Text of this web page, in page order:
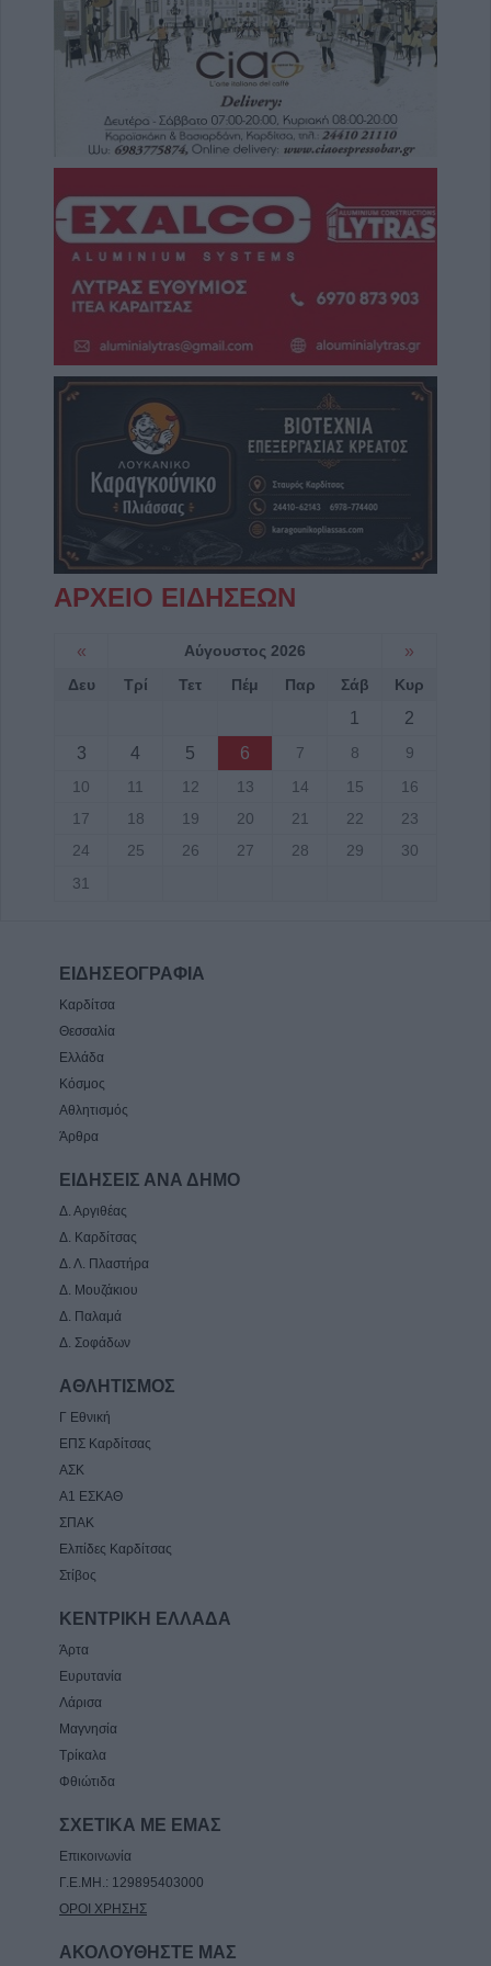
ΑΡΧΕΙΟ ΕΙΔΗΣΕΩΝ
« Αύγουστος 2026 »
Δευ Τρί Τετ Πέμ Παρ Σάβ Κυρ
1
2
3
4 5 6 7 8
9
10
11 12 13 14 15
16
17
18 19 20 21 22
23
24
25 26 27 28 29
30
31
ΕΙΔΗΣΕΟΓΡΑΦΙΑ
Καρδίτσα
Θεσσαλία
Ελλάδα
Κόσμος
Αθλητισμός
Άρθρα
ΕΙΔΗΣΕΙΣ ΑΝΑ ΔΗΜΟ
Δ. Αργιθέας
Δ. Καρδίτσας
Δ. Λ. Πλαστήρα
Δ. Μουζάκιου
Δ. Παλαμά
Δ. Σοφάδων
ΑΘΛΗΤΙΣΜΟΣ
Γ Εθνική
ΕΠΣ Καρδίτσας
ΑΣΚ
Α1 ΕΣΚΑΘ
ΣΠΑΚ
Ελπίδες Καρδίτσας
Στίβος
ΚΕΝΤΡΙΚΗ ΕΛΛΑΔΑ
Άρτα
Ευρυτανία
Λάρισα
Μαγνησία
Τρίκαλα
Φθιώτιδα
ΣΧΕΤΙΚΑ ΜΕ ΕΜΑΣ
Επικοινωνία
Γ.Ε.ΜΗ.: 129895403000
ΟΡΟΙ ΧΡΗΣΗΣ
ΑΚΟΛΟΥΘΗΣΤΕ ΜΑΣ